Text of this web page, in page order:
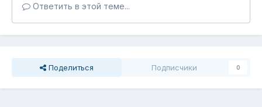
Ответить в этой теме...
Поделиться Подписчики 0